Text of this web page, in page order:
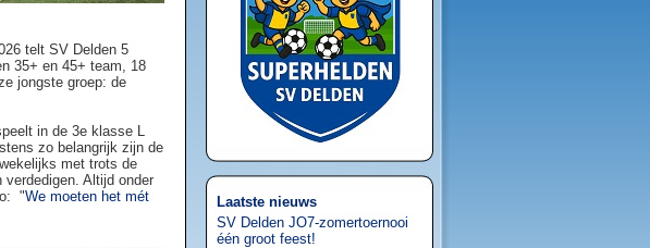
telt SV Delden 5
35+ en 45+ team, 18
jongste groep: de
in de 3e klasse L
zo belangrijk zijn de
met trots de
verdedigen. Altijd onder
"We moeten het mét
Laatste nieuws
SV Delden JO7-zomertoernooi
één groot feest!